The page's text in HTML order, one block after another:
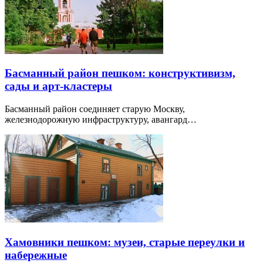
Басманный район пешком: конструктивизм,
сады и арт-кластеры
Басманный район соединяет старую Москву,
железнодорожную инфраструктуру, авангард…
Хамовники пешком: музеи, старые переулки и
набережные